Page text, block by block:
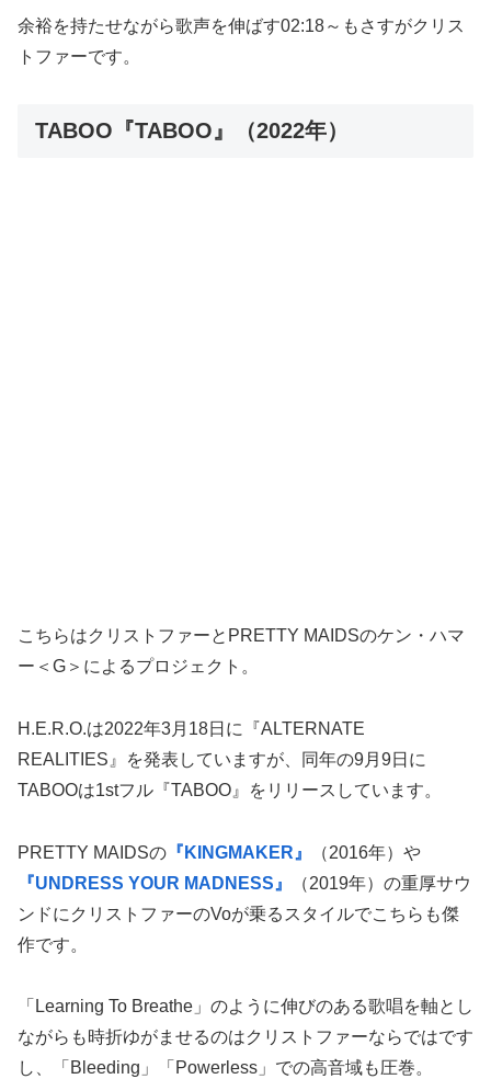
余裕を持たせながら歌声を伸ばす02:18～もさすがクリス
トファーです。
TABOO『TABOO』（2022年）
こちらはクリストファーとPRETTY MAIDSのケン・ハマ
ー＜G＞によるプロジェクト。
H.E.R.O.は2022年3月18日に『ALTERNATE
REALITIES』を発表していますが、同年の9月9日に
TABOOは1stフル『TABOO』をリリースしています。
PRETTY MAIDSの 『KINGMAKER』
（2016年）や
『UNDRESS YOUR MADNESS』
（2019年）の重厚サウ
ンドにクリストファーのVoが乗るスタイルでこちらも傑
作です。
「Learning To Breathe」のように伸びのある歌唱を軸とし
ながらも時折ゆがませるのはクリストファーならではです
し、「Bleeding」「Powerless」での高音域も圧巻。